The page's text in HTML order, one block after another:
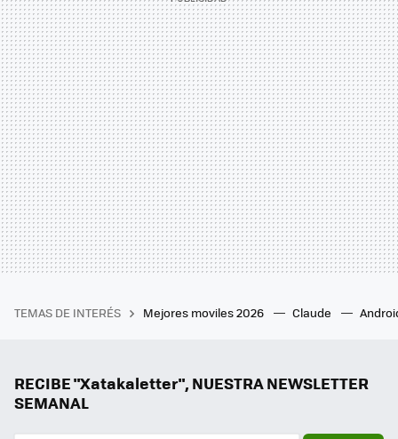
TEMAS DE INTERÉS Mejores moviles 2026 Claude
RECIBE "Xatakaletter", NUESTRA NEWSLETTER
SEMANAL